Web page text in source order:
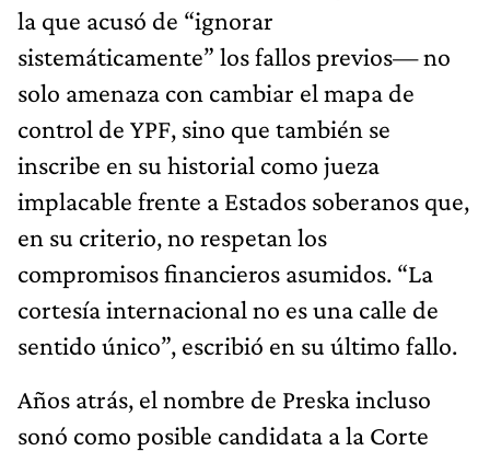
la que acusó de “ignorar
sistemáticamente” los fallos previos— no
solo amenaza con cambiar el mapa de
control de YPF, sino que también se
inscribe en su historial como jueza
implacable frente a Estados soberanos que,
en su criterio, no respetan los
compromisos financieros asumidos. “La
cortesía internacional no es una calle de
sentido único”, escribió en su último fallo.
Años atrás, el nombre de Preska incluso
sonó como posible candidata a la Corte